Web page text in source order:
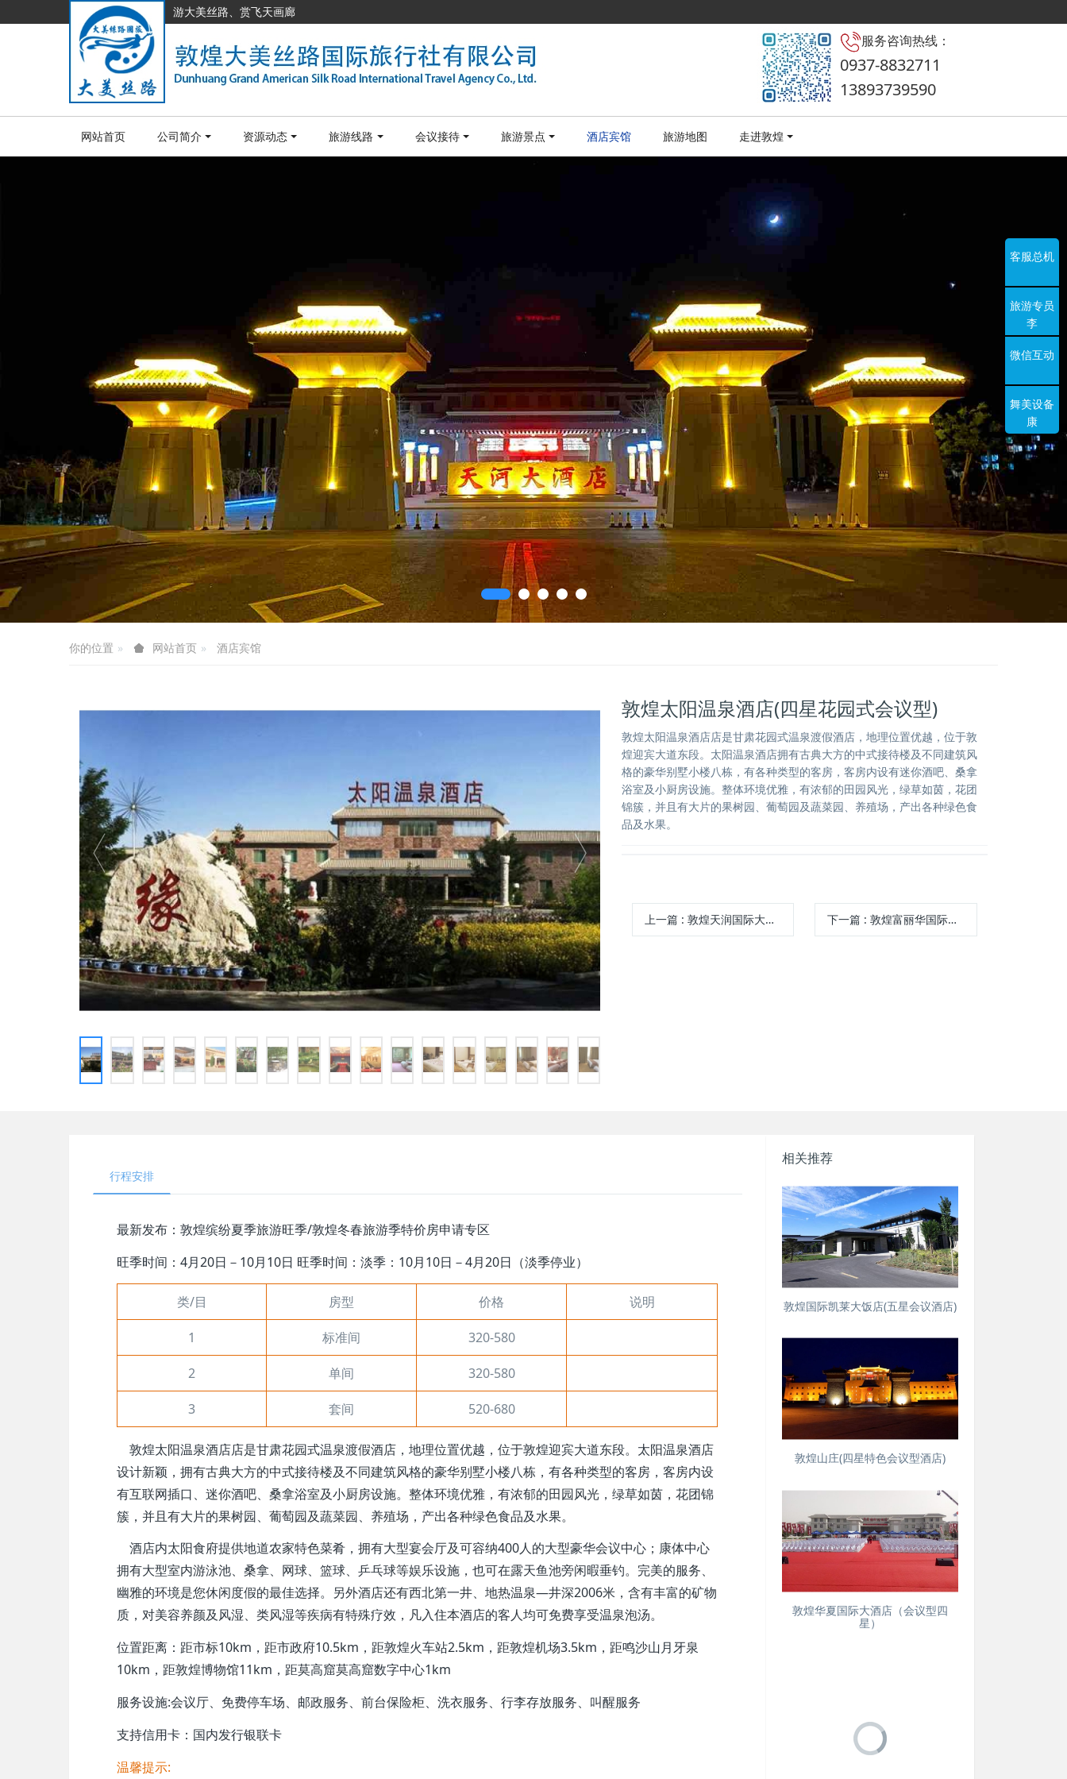
游大美丝路、赏飞天画廊
服务咨询热线：
0937-8832711
13893739590
网站首页 公司简介 资源动态 旅游线路 会议接待 旅游景点 酒店宾馆 旅游地图 走进敦煌
你的位置 网站首页 酒店宾馆
敦煌太阳温泉酒店(四星花园式会议型)
敦煌太阳温泉酒店店是甘肃花园式温泉渡假酒店，地理位置优越，位于敦
煌迎宾大道东段。太阳温泉酒店拥有古典大方的中式接待楼及不同建筑风
格的豪华别墅小楼八栋，有各种类型的客房，客房内设有迷你酒吧、桑拿
浴室及小厨房设施。整体环境优雅，有浓郁的田园风光，绿草如茵，花团
锦簇，并且有大片的果树园、葡萄园及蔬菜园、养殖场，产出各种绿色食
品及水果。
上一篇: 敦煌天润国际大酒店(四星会议) 下一篇 :敦煌富丽华国际大酒店(四星商旅酒店)
行程安排
最新发布：敦煌缤纷夏季旅游旺季/敦煌冬春旅游季特价房申请专区
旺季时间：4月20日－10月10日 旺季时间：淡季：10月10日－4月20日（淡季停业）
类/目 房型 价格 说明
1 标准间 320-580
2 单间 320-580
3 套间 520-680
敦煌太阳温泉酒店店是甘肃花园式温泉渡假酒店，地理位置优越，位于敦煌迎宾大道东段。太阳温泉酒店
设计新颖，拥有古典大方的中式接待楼及不同建筑风格的豪华别墅小楼八栋，有各种类型的客房，客房内设
有互联网插口、迷你酒吧、桑拿浴室及小厨房设施。整体环境优雅，有浓郁的田园风光，绿草如茵，花团锦
簇，并且有大片的果树园、葡萄园及蔬菜园、养殖场，产出各种绿色食品及水果。
酒店内太阳食府提供地道农家特色菜肴，拥有大型宴会厅及可容纳400人的大型豪华会议中心；康体中心
拥有大型室内游泳池、桑拿、网球、篮球、乒乓球等娱乐设施，也可在露天鱼池旁闲暇垂钓。完美的服务、
幽雅的环境是您休闲度假的最佳选择。另外酒店还有西北第一井、地热温泉—井深2006米，含有丰富的矿物
质，对美容养颜及风湿、类风湿等疾病有特殊疗效，凡入住本酒店的客人均可免费享受温泉泡汤。
位置距离：距市标10km，距市政府10.5km，距敦煌火车站2.5km，距敦煌机场3.5km，距鸣沙山月牙泉
10km，距敦煌博物馆11km，距莫高窟莫高窟数字中心1km
服务设施:会议厅、免费停车场、邮政服务、前台保险柜、洗衣服务、行李存放服务、叫醒服务
支持信用卡：国内发行银联卡
温馨提示:
相关推荐
敦煌国际凯莱大饭店(五星会议酒店)
敦煌山庄(四星特色会议型酒店)
敦煌华夏国际大酒店（会议型四
星）
客服总机
旅游专员
李
微信互动
舞美设备
康